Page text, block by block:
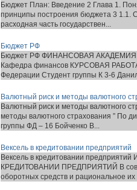
Бюджет План: Введение 2 Глава 1.
принципы построения бюджета 3 1.1.
расходная часть государствен...
Бюджет РФ
Бюджет РФ ФИНАНСОВАЯ
Кафедра финансов КУРСОВАЯ РАБОТА
Федерации Студент группы К 3-6
Валютный риск и методы валютного
Валютный риск и методы валютного
методы валютного страхования ” По
группы ФД – 16 Бойченко В...
Вексель в кредитовании предприятий
Вексель в кредитовании
КРЕДИТОВАНИИ ПРЕДПРИЯТИЙ В
оборотных средств и рациональное их